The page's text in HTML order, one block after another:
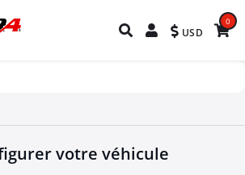
USD
0
votre véhicule